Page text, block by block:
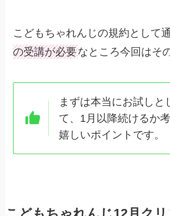
こどもちゃれんじの規約として
の受講が必要なところ今回はそ
まずは本当にお試しと
て、1月以降続けるか
嬉しいポイントです。